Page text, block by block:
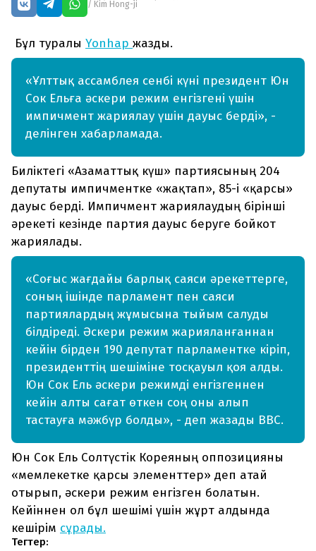
/ Kim Hong-ji
Бұл туралы Yonhap жазды.
«Ұлттық ассамблея сенбі күні президент Юн
Сок Ельға әскери режим енгізгені үшін
импичмент жариялау үшін дауыс берді», -
делінген хабарламада.
Биліктегі «Азаматтық күш» партиясының 204
депутаты импичментке «жақтап», 85-і «қарсы»
дауыс берді. Импичмент жариялаудың бірінші
әрекеті кезінде партия дауыс беруге бойкот
жариялады.
«Соғыс жағдайы барлық саяси әрекеттерге,
соның ішінде парламент пен саяси
партиялардың жұмысына тыйым салуды
білдіреді. Әскери режим жарияланғаннан
кейін бірден 190 депутат парламентке кіріп,
президенттің шешіміне тосқауыл қоя алды.
Юн Сок Ель әскери режимді енгізгеннен
кейін алты сағат өткен соң оны алып
тастауға мәжбүр болды», - деп жазады ВВС.
Юн Сок Ель Солтүстік Кореяның оппозицияны
«мемлекетке қарсы элементтер» деп атай
отырып, әскери режим енгізген болатын.
Кейіннен ол бұл шешімі үшін жұрт алдында
кешірім сұрады.
Тегтер: